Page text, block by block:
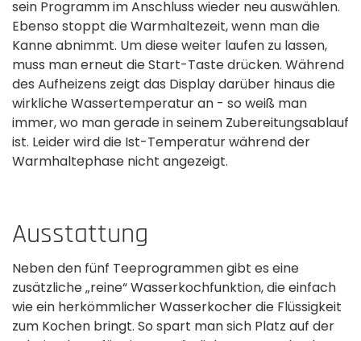
sein Programm im Anschluss wieder neu auswählen.
Ebenso stoppt die Warmhaltezeit, wenn man die
Kanne abnimmt. Um diese weiter laufen zu lassen,
muss man erneut die Start-Taste drücken. Während
des Aufheizens zeigt das Display darüber hinaus die
wirkliche­ Wassertemperatur an - so weiß man
immer, wo man gerade in seinem Zubereitungsablauf
ist. Leider wird die Ist-Temperatur während der
Warmhaltephase nicht angezeigt.
Ausstattung
Neben den fünf Teeprogrammen gibt es eine
zusätzliche „reine“ Wasserkochfunktion, die einfach
wie ein herkömmlicher Wasserkocher die Flüssigkeit
zum Kochen bringt. So spart man sich Platz auf der